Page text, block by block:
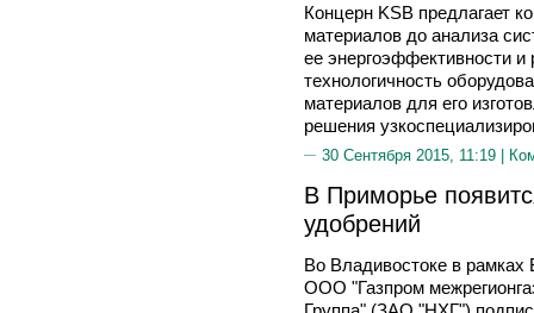
Концерн KSB предлагает
материалов до анализа
ее энергоэффективности
технологичность
материалов для его
решения
30 Сентября 2015, 11:19 |
В Приморье
удобрений
Во Владивостоке в рамках
ООО "Газпром